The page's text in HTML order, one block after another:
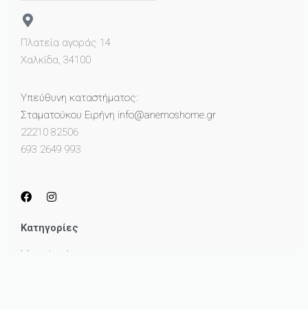
Πλατεία αγοράς 14
Χαλκίδα, 34100
Υπεύθυνη καταστήματος:
Σταματούκου Ειρήνη info@anemoshome.gr
22210 82506
693 2649 993
Κατηγορίες
Μικροέπιπλα